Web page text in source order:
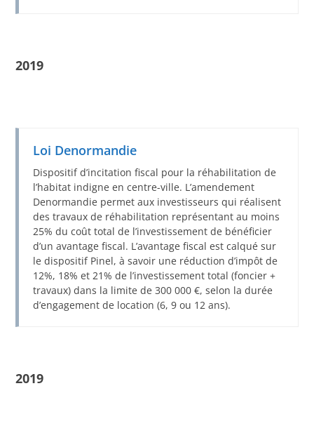
2019
Loi Denormandie
Dispositif d’incitation fiscal pour la réhabilitation de
l’habitat indigne en centre-ville. L’amendement
Denormandie permet aux investisseurs qui réalisent
des travaux de réhabilitation représentant au moins
25% du coût total de l’investissement de bénéficier
d’un avantage fiscal. L’avantage fiscal est calqué sur
le dispositif Pinel, à savoir une réduction d’impôt de
12%, 18% et 21% de l’investissement total (foncier +
travaux) dans la limite de 300 000 €, selon la durée
d’engagement de location (6, 9 ou 12 ans).
2019